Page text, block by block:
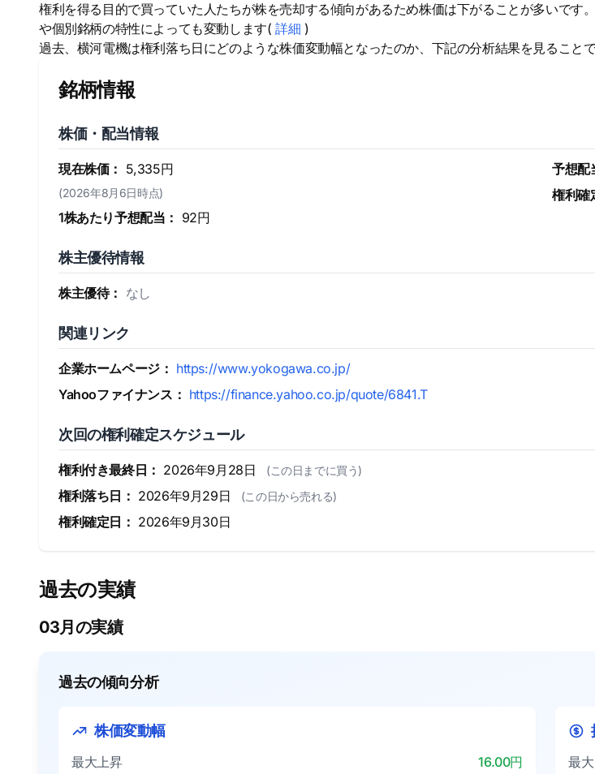
権利を得る目的で買っていた人たちが株を売却する傾向があるため株価は下がることが多いで
や個別銘柄の特性によっても変動します( 詳細 )
過去、横河電機は権利落ち日にどのような株価変動幅となったのか、下記の分析結果を見ることで
銘柄情報
株価・配当情報
現在株価： 5,335円
(2026年8月6日時点)
1株あたり予想配当： 92円
予想配
権利確
株主優待情報
株主優待： なし
関連リンク
企業ホームページ： https://www.yokogawa.co.jp/
Yahooファイナンス： https://finance.yahoo.co.jp/quote/6841.T
次回の権利確定スケジュール
権利付き最終日： 2026年9月28日 (この日までに買う)
権利落ち日： 2026年9月29日 (この日から売れる)
権利確定日： 2026年9月30日
過去の実績
03月の実績
過去の傾向分析
株価変動幅
最大上昇
16.00円
最大